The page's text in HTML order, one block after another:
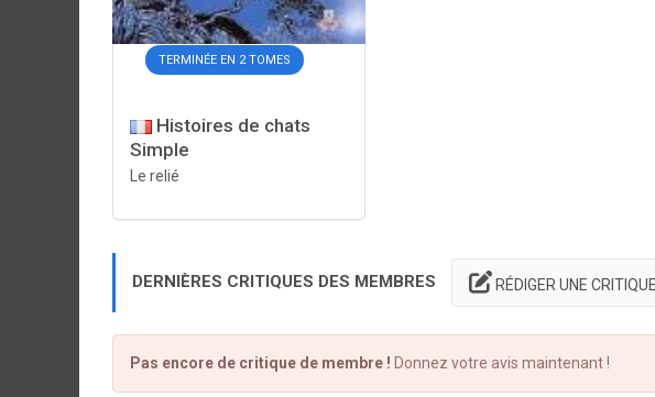
TERMINÉE EN 2 TOMES
Histoires de chats
Simple
Le relié
DERNIÈRES CRITIQUES DES MEMBRES RÉDIGER UNE CRITIQUE
Pas encore de critique de membre ! Donnez votre avis maintenant !